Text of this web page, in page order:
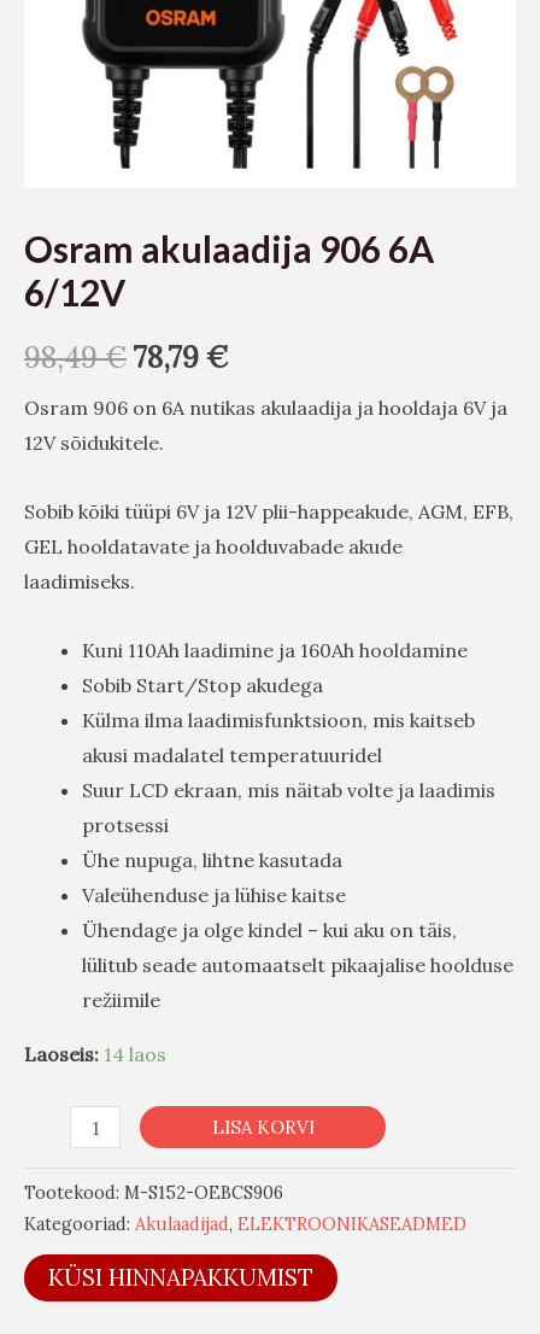
Osram akulaadija 906 6A
6/12V
98,49€78,79€
Osram 906 on 6A nutikas akulaadija ja hooldaja 6V ja
12V sõidukitele.
Sobib kõiki tüüpi 6V ja 12V plii-happeakude, AGM, EFB,
GEL hooldatavate ja hoolduvabade akude
laadimiseks.
Kuni 110Ah laadimine ja 160Ah hooldamine
Sobib Start/Stop akudega
Külma ilma laadimisfunktsioon, mis kaitseb
akusi madalatel temperatuuridel
Suur LCD ekraan, mis näitab volte ja laadimis
protsessi
Ühe nupuga, lihtne kasutada
Valeühenduse ja lühise kaitse
Ühendage ja olge kindel – kui aku on täis,
lülitub seade automaatselt pikaajalise hoolduse
režiimile
Laoseis: 14 laos
LISA KORVI
Tootekood: M-S152-OEBCS906
Kategooriad: Akulaadijad, ELEKTROONIKASEADMED
KÜSI HINNAPAKKUMIST